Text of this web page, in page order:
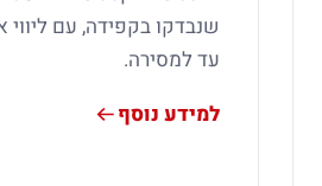
שנבדקו בקפידה, עם ליווי
עד למסירה.
למידע נוסף